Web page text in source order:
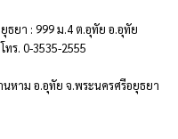
ธยา : 999 ม.4 ต.อุทัย อ.อุทัย
ร. 0-3535-2555
หาม อ.อุทัย จ.พระนครศรีอยุธยา